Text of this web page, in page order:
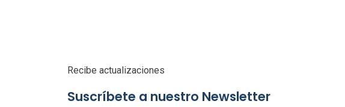
Recibe actualizaciones
Suscríbete a nuestro Newsletter